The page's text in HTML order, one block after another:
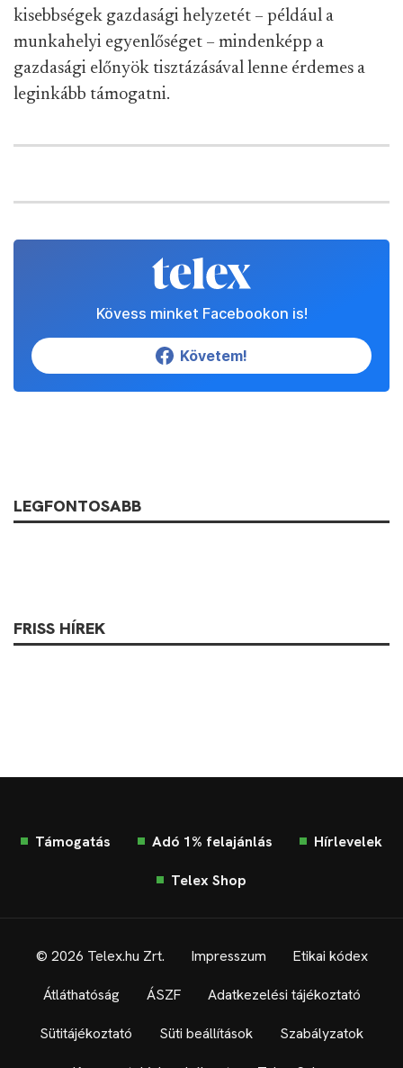
kisebbségek gazdasági helyzetét – például a
munkahelyi egyenlőséget – mindenképp a
gazdasági előnyök tisztázásával lenne érdemes a
leginkább támogatni.
Kövess minket Facebookon is!
Követem!
LEGFONTOSABB
FRISS HÍREK
Támogatás Adó 1% felajánlás Hírlevelek
Telex Shop
© 2026 Telex.hu Zrt. Impresszum Etikai kódex
Átláthatóság ÁSZF Adatkezelési tájékoztató
Sütitájékoztató Süti beállítások Szabályzatok